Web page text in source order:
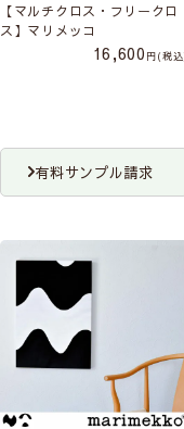
【マルチクロス・フリークロ
ス】マリメッコ
16,600 税込
有料サンプル請求